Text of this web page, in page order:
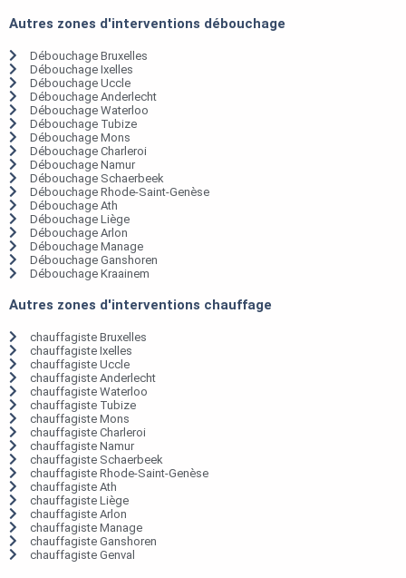
Autres zones d'interventions débouchage
Débouchage Bruxelles
Débouchage Ixelles
Débouchage Uccle
Débouchage Anderlecht
Débouchage Waterloo
Débouchage Tubize
Débouchage Mons
Débouchage Charleroi
Débouchage Namur
Débouchage Schaerbeek
Débouchage Rhode-Saint-Genèse
Débouchage Ath
Débouchage Liège
Débouchage Arlon
Débouchage Manage
Débouchage Ganshoren
Débouchage Kraainem
Autres zones d'interventions chauffage
chauffagiste Bruxelles
chauffagiste Ixelles
chauffagiste Uccle
chauffagiste Anderlecht
chauffagiste Waterloo
chauffagiste Tubize
chauffagiste Mons
chauffagiste Charleroi
chauffagiste Namur
chauffagiste Schaerbeek
chauffagiste Rhode-Saint-Genèse
chauffagiste Ath
chauffagiste Liège
chauffagiste Arlon
chauffagiste Manage
chauffagiste Ganshoren
chauffagiste Genval